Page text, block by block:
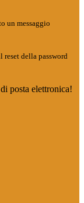
un messaggio
reset della password
posta elettronica!